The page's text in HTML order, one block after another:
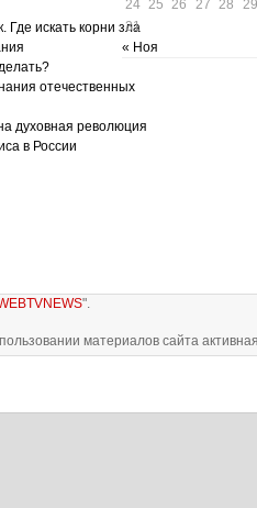
Где искать корни зла
отечественных
духовная революция
в России
24 25 26 27 28
29
31
« Ноя
".
материалов сайта